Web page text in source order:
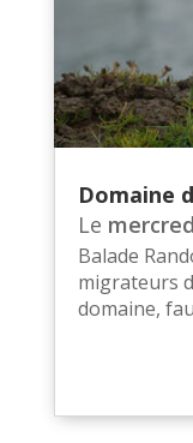
Domaine
Le
Balade
migrateurs
domaine,